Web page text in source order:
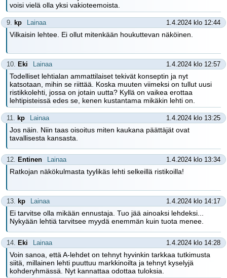
voisi vielä olla yksi vakioteemoista.
9. kp Lainaa 1.4.2024 klo 12:44
Vilkaisin lehtee. Ei ollut mitenkään houkuttevan näköinen.
10. Eki Lainaa 1.4.2024 klo 12:57
Todelliset lehtialan ammattilaiset tekivät konseptin ja nyt
katsotaan, mihin se riittää. Koska muuten viimeksi on tullut uusi
ristikkolehti, jossa on jotain uutta? Kyllä on vaikea erottaa
lehtipisteissä edes se, kenen kustantama mikäkin lehti on.
11. kp Lainaa 1.4.2024 klo 13:25
Jos näin. Niin taas oisoitus miten kaukana päättäjät ovat
tavallisesta kansasta.
12. Entinen Lainaa 1.4.2024 klo 13:34
Ratkojan näkökulmasta tyylikäs lehti selkeillä ristikoilla!
13. kp Lainaa 1.4.2024 klo 14:17
Ei tarvitse olla mikään ennustaja. Tuo jää ainoaksi lehdeksi...
Nykyään lehtiä tarvitsee myydä enemmän kuin tuota menee.
14. Eki Lainaa 1.4.2024 klo 14:28
Voin sanoa, että A-lehdet on tehnyt hyvinkin tarkkaa tutkimusta
siitä, millainen lehti puuttuu markkinoilta ja tehnyt kyselyjä
kohderyhmässä. Nyt kannattaa odottaa tuloksia.